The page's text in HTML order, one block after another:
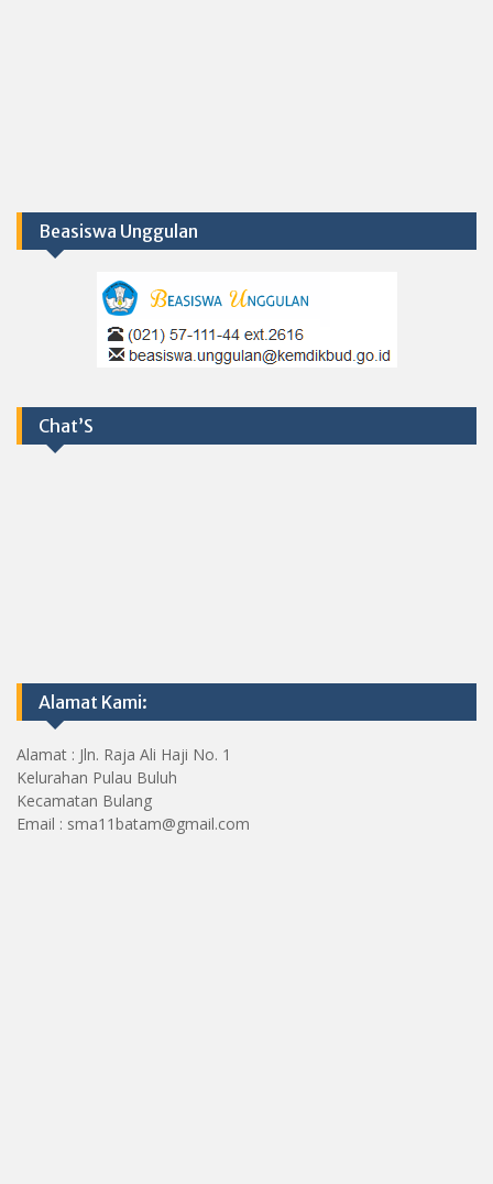
Beasiswa Unggulan
Chat’S
Alamat Kami:
Alamat : Jln. Raja Ali Haji No. 1
Kelurahan Pulau Buluh
Kecamatan Bulang
Email : sma11batam@gmail.com